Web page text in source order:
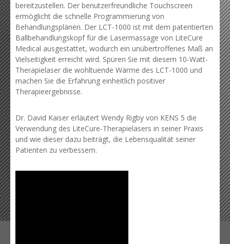
bereitzustellen. Der benutzerfreundliche Touchscreen
ermöglicht die schnelle Programmierung von
Behandlungsplänen. Der LCT-1000 ist mit dem patentierten
Ballbehandlungskopf für die Lasermassage von LiteCure
Medical ausgestattet, wodurch ein unübertroffenes Maß an
Vielseitigkeit erreicht wird. Spüren Sie mit diesem 10-Watt-
Therapielaser die wohltuende Wärme des LCT-1000 und
machen Sie die Erfahrung einheitlich positiver
Therapieergebnisse.
Dr. David Kaiser erläutert Wendy Rigby von KENS 5 die
Verwendung des LiteCure-Therapielasers in seiner Praxis
und wie dieser dazu beiträgt, die Lebensqualität seiner
Patienten zu verbessern.